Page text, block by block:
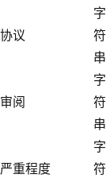
协议
字
符
串
审阅
字
符
串
严重程度
字
符